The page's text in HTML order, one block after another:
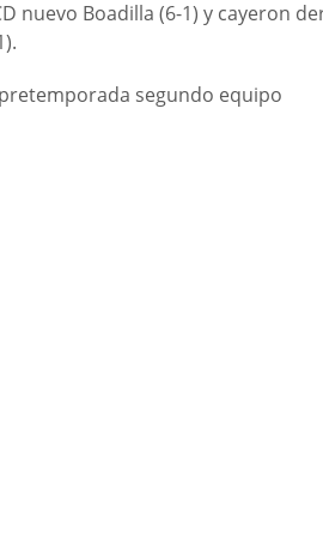
nuevo Boadilla (6-1) y cayeron